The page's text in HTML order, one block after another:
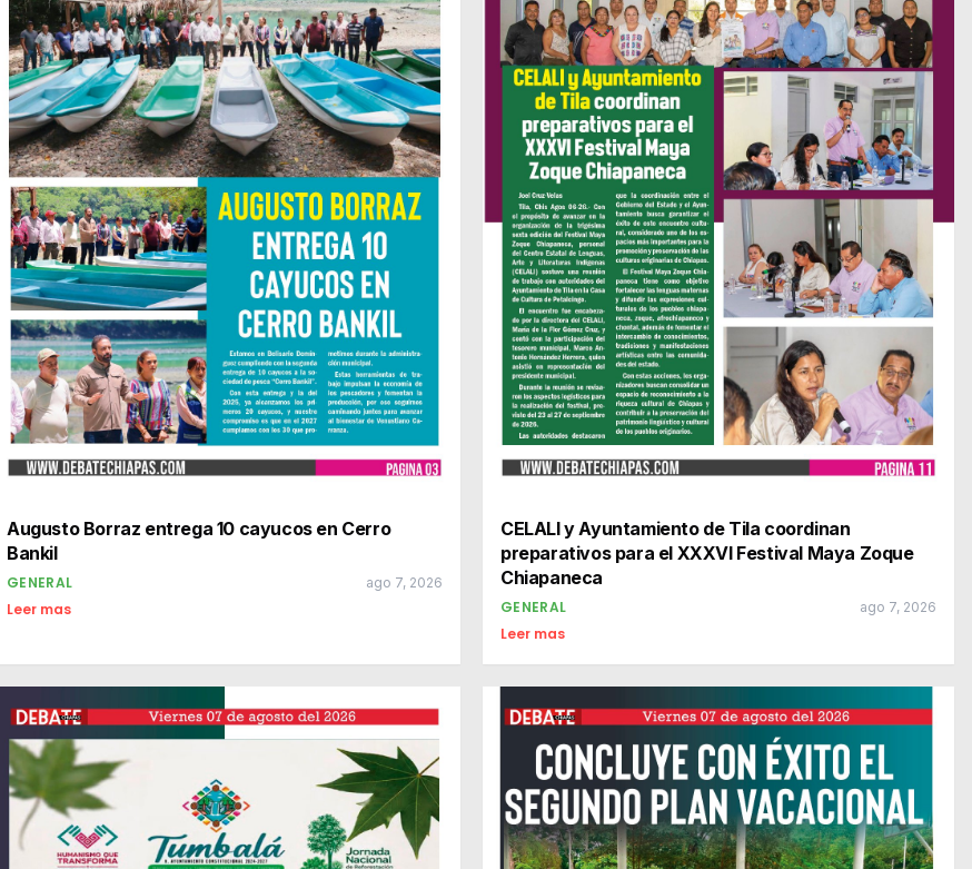
Augusto Borraz entrega 10 cayucos en Cerro
Bankil
GENERAL ago 7, 2026
Leer mas
CELALI y Ayuntamiento de Tila coordinan
preparativos para el XXXVI Festival Maya Zoque
Chiapaneca
GENERAL ago 7, 2026
Leer mas